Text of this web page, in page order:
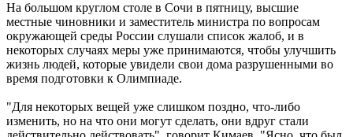
На большом круглом столе в Сочи в пятницу, высшие
местные чиновники и заместитель министра по вопросам
окружающей среды России слушали список жалоб, и в
некоторых случаях меры уже принимаются, чтобы улучшить
жизнь людей, которые увидели свои дома разрушенными во
время подготовки к Олимпиаде.
"Для некоторых вещей уже слишком поздно, что-либо
изменить, но на что они могут сделать, они вдруг стали